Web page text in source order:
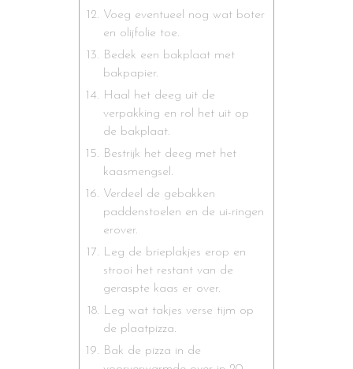
Voeg eventueel nog wat boter
en olijfolie toe.
Bedek een bakplaat met
bakpapier.
Haal het deeg uit de
verpakking en rol het uit op
de bakplaat.
Bestrijk het deeg met het
kaasmengsel.
Verdeel de gebakken
paddenstoelen en de ui-ringen
erover.
Leg de brieplakjes erop en
strooi het restant van de
geraspte kaas er over.
Leg wat takjes verse tijm op
de plaatpizza.
Bak de pizza in de